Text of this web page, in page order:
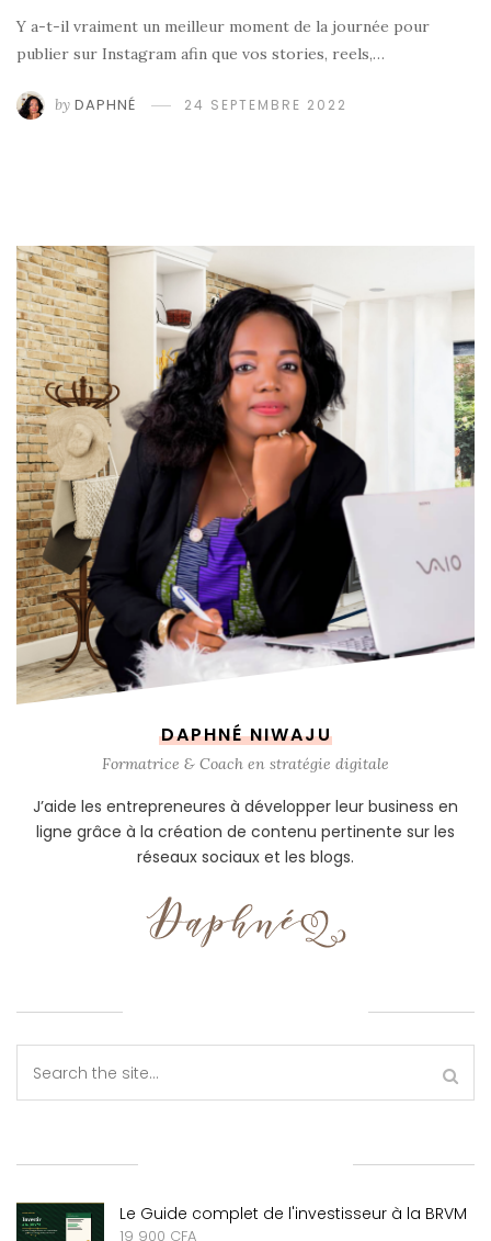
Y a-t-il vraiment un meilleur moment de la journée pour
publier sur Instagram afin que vos stories, reels,…
by DAPHNÉ 24 SEPTEMBRE 2022
DAPHNÉ NIWAJU
Formatrice & Coach en stratégie digitale
J’aide les entrepreneures à développer leur business en
ligne grâce à la création de contenu pertinente sur les
réseaux sociaux et les blogs.
Le Guide complet de l'investisseur à la BRVM
19 900 CFA